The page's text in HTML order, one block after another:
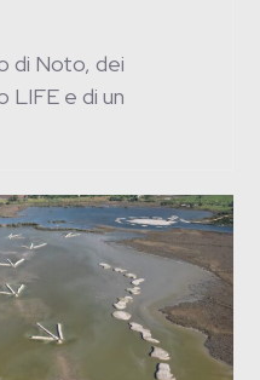
di Noto, dei
LIFE e di un